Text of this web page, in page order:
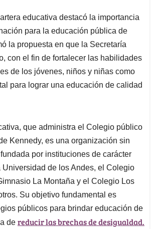
educativa destacó la importancia
para la educación pública de
la propuesta en que la Secretaría
con el fin de fortalecer las habilidades
de los jóvenes, niños y niñas como
para lograr una educación de calidad
que administra el Colegio público
Kennedy, es una organización sin
por instituciones de carácter
Universidad de los Andes, el Colegio
La Montaña y el Colegio Los
Su objetivo fundamental es
públicos para brindar educación de
de reducir las brechas de desigualdad.